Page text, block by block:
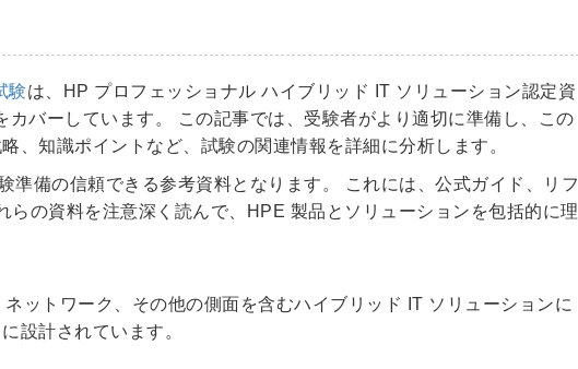
験は、HP プロフェッショナル ハイブリッド IT ソリューション認定資
バーしています。 この記事では、受験者がより適切に準備し、この
、知識ポイントなど、試験の関連情報を詳細に分析します。
準備の信頼できる参考資料となります。 これには、公式ガイド、リフ
らの資料を注意深く読んで、HPE 製品とソリューションを包括的に理
ットワーク、その他の側面を含むハイブリッド IT ソリューションに
設計されています。